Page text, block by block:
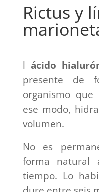
Rictus y
l ácido
presente de
organismo
ese modo,
volumen.
No es
forma natural
tiempo. Lo